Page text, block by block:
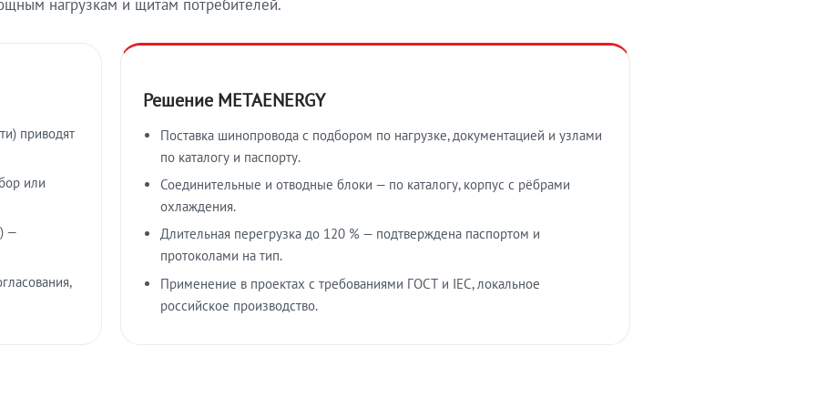
нагрузкам и щитам потребителей.
приводят
или
—
Решение METAENERGY
Поставка шинопровода с подбором по нагрузке, документацией и узлами
по каталогу и паспорту.
Соединительные и отводные блоки — по каталогу, корпус с рёбрами
охлаждения.
Длительная перегрузка до 120 % — подтверждена паспортом и
протоколами на тип.
Применение в проектах с требованиями ГОСТ и IEC, локальное
российское производство.